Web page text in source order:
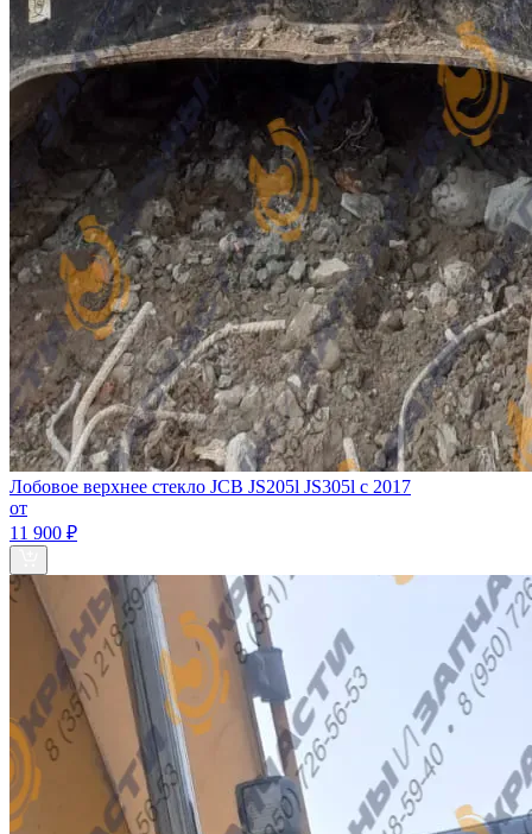
Лобовое верхнее стекло JCB JS205l JS305l c 2017
от
11 900 ₽